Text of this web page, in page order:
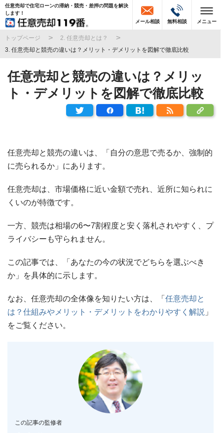
任意売却で住宅ローンの滞納・競売・差押の問題を解決
します！
メール相談
無料相談 メニュー
トップページ
2. 任意売却とは？
3. 任意売却と競売の違いは？メリット・デメリットを図解で徹底比較
任意売却と競売の違いは？メリッ
ト・デメリットを図解で徹底比較
任意売却と競売の違いは、「自分の意思で売るか、強制的
に売られるか」にあります。
任意売却は、市場価格に近い金額で売れ、近所に知られに
くいのが特徴です。
一方、競売は相場の6〜7割程度と安く落札されやすく、プ
ライバシーも守られません。
この記事では、「あなたの今の状況でどちらを選ぶべき
か」を具体的に示します。
なお、任意売却の全体像を知りたい方は、「 任意売却と
は？仕組みやメリット・デメリットをわかりやすく解説 」
をご覧ください。
この記事の監修者